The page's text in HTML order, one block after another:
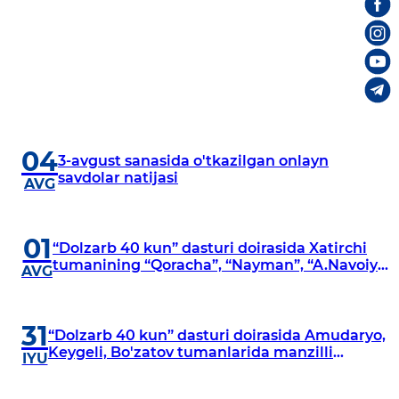
04
AVG
3-avgust sanasida o'tkazilgan onlayn
savdolar natijasi
01
AVG
“Dolzarb 40 kun” dasturi doirasida Xatirchi
tumanining “Qoracha”, “Nayman”, “A.Navoiy”
31
IYU
“Dolzarb 40 kun” dasturi doirasida Amudaryo,
Keygeli, Bo'zatov tumanlarida manzilli